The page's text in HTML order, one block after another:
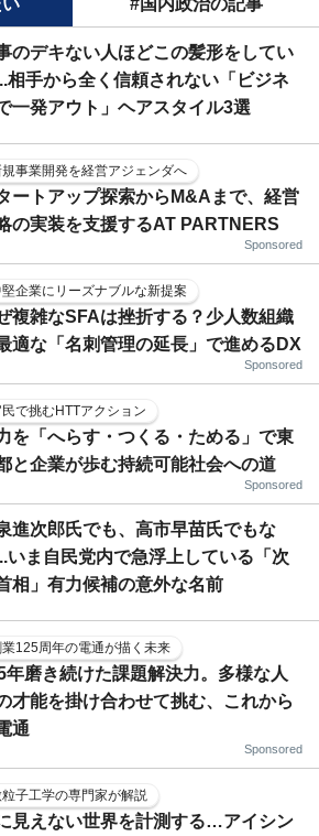
のデキない人ほどこの髪形をしてい
相手から全く信頼されない「ビジネ
一発アウト」ヘアスタイル3選
事業開発を経営アジェンダへ
ートアップ探索からM&Aまで、経営
の実装を支援するAT PARTNERS
Sponsored
企業にリーズナブルな新提案
複雑なSFAは挫折する？少人数組織
適な「名刺管理の延長」で進めるDX
Sponsored
で挑むHTTアクション
を「へらす・つくる・ためる」で東
と企業が歩む持続可能社会への道
Sponsored
進次郎氏でも、高市早苗氏でもな
いま自民党内で急浮上している「次
相」有力候補の意外な名前
125周年の電通が描く未来
年磨き続けた課題解決力。多様な人
才能を掛け合わせて挑む、これから
通
Sponsored
子工学の専門家が解説
見えない世界を計測する…アイシン